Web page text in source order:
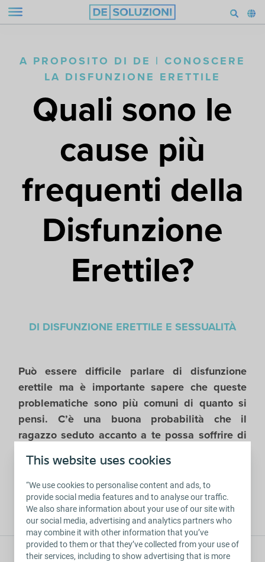
This website uses cookies
“We use cookies to personalise content and ads, to
provide social media features and to analyse our traffic.
We also share information about your use of our site with
our social media, advertising and analytics partners who
may combine it with other information that you’ve
provided to them or that they’ve collected from your use of
their services, including to show advertising that is more
A PROPOSITO DI DE | CONOSCERE
LA DISFUNZIONE ERETTILE
Quali sono le
cause più
frequenti della
Disfunzione
Erettile?
DI DISFUNZIONE ERETTILE E SESSUALITÀ
Può essere difficile parlare di disfunzione
erettile ma è importante sapere che queste
problematiche sono più comuni di quanto si
pensi. C’è una buona probabilità che il
ragazzo seduto accanto a te possa soffrire di
si stia chiedendo come aiutare il suo partner a
trovare risposte.
CONDIVIDI QUESTO ARTICOLO